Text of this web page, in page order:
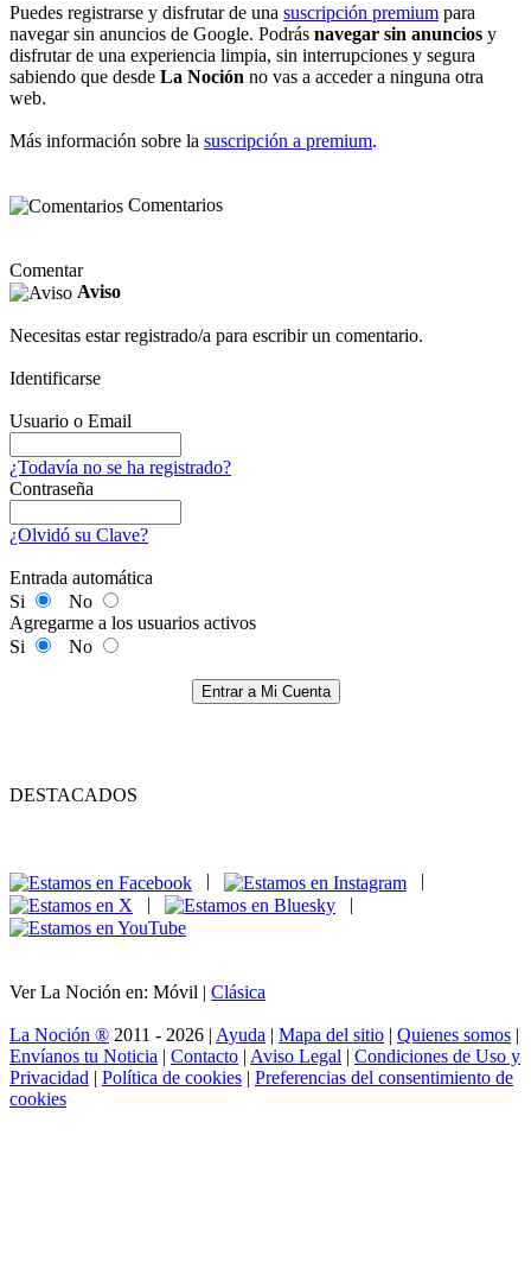
Puedes registrarse y disfrutar de una suscripción premium para
navegar sin anuncios de Google. Podrás navegar sin anuncios y
disfrutar de una experiencia limpia, sin interrupciones y segura
sabiendo que desde La Noción no vas a acceder a ninguna otra
web.
Más información sobre la suscripción a premium.
Comentarios
Comentar
Aviso
Necesitas estar registrado/a para escribir un comentario.
Identificarse
Usuario o Email
¿Todavía no se ha registrado?
Contraseña
¿Olvidó su Clave?
Entrada automática
Si
No
Agregarme a los usuarios activos
Si
No
Entrar a Mi Cuenta
DESTACADOS
|
|
Ver La Noción en: Móvil | Clásica
La Noción ® 2011 - 2026 | Ayuda | Mapa del sitio | Quienes somos |
Envíanos tu Noticia | Contacto | Aviso Legal | Condiciones de Uso y
Privacidad | Política de cookies | Preferencias del consentimiento de
cookies